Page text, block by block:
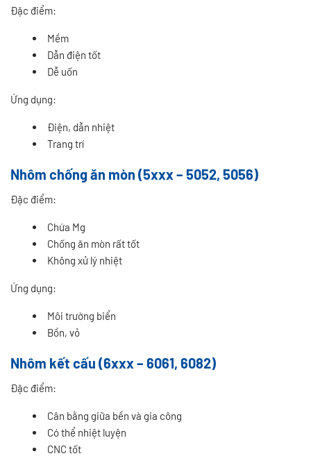
Đặc điểm:
Mềm
Dẫn điện tốt
Dễ uốn
Ứng dụng:
Điện, dẫn nhiệt
Trang trí
Nhôm chống ăn mòn (5xxx – 5052, 5056)
Đặc điểm:
Chứa Mg
Chống ăn mòn rất tốt
Không xử lý nhiệt
Ứng dụng:
Môi trường biển
Bồn, vỏ
Nhôm kết cấu (6xxx – 6061, 6082)
Đặc điểm:
Cân bằng giữa bền và gia công
Có thể nhiệt luyện
CNC tốt